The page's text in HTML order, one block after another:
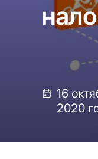
16
2020